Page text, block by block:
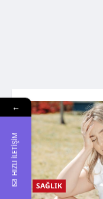
SAĞLIK
←
HIZLI İLETİŞİM